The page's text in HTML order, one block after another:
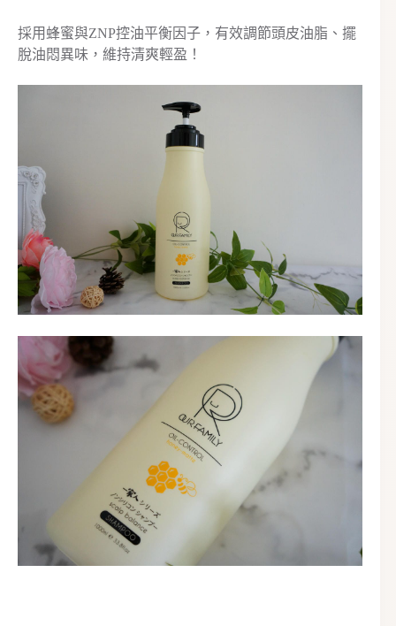
採用蜂蜜與ZNP控油平衡因子，有效調節頭皮油脂、擺
脫油悶異味，維持清爽輕盈！